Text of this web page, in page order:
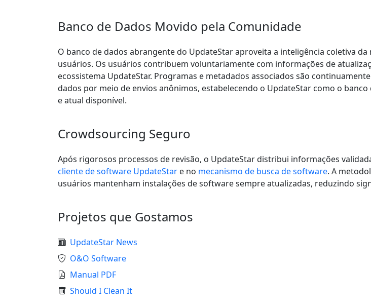
Banco de Dados Movido pela Comunidade
O banco de dados abrangente do UpdateStar aproveita a inteligência coletiva
usuários. Os usuários contribuem voluntariamente com informações de
ecossistema UpdateStar. Programas e metadados associados são
dados por meio de envios anônimos, estabelecendo o UpdateStar como o
e atual disponível.
Crowdsourcing Seguro
Após rigorosos processos de revisão, o UpdateStar distribui informações
cliente de software UpdateStar e no mecanismo de busca de software. A
usuários mantenham instalações de software sempre atualizadas, reduzindo
Projetos que Gostamos
UpdateStar News
O&O Software
Manual PDF
Should I Clean It